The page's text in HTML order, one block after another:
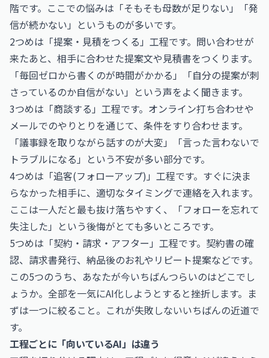
階です。ここでの悩みは「そもそも母数が足りない」「発
信が続かない」というものが多いです。
2つめは「提案・見積をつくる」工程です。問い合わせが
来たあと、相手に合わせた提案文や見積書をつくります。
「毎回ゼロから書くのが時間がかかる」「自分の提案が刺
さっているのか自信がない」という声をよく聞きます。
3つめは「商談する」工程です。オンライン打ち合わせや
メールでのやりとりを通じて、条件をすり合わせます。
「議事録を取りながら話すのが大変」「言った言わないで
トラブルになる」という不安が多い部分です。
4つめは「追客(フォローアップ)」工程です。すぐに決ま
らなかった相手に、適切なタイミングで連絡を入れます。
ここは一人だと最も抜け落ちやすく、「フォローを忘れて
失注した」という後悔がとても多いところです。
5つめは「契約・請求・アフター」工程です。契約書の確
認、請求書発行、納品後のお礼やリピート提案などです。
この5つのうち、あなたが今いちばんつらいのはどこでし
ょうか。全部を一気にAI化しようとすると挫折します。ま
ずは一つに絞ること。これが失敗しないいちばんの近道で
す。
工程ごとに「向いているAI」は違う